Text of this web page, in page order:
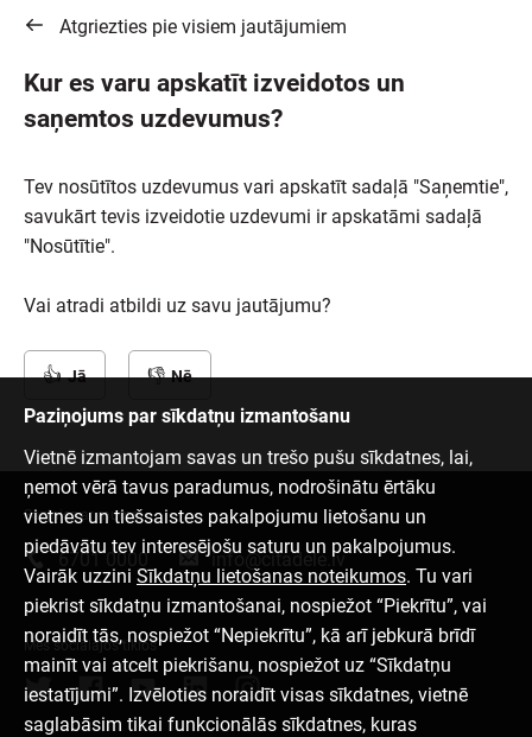
Atgriezties pie visiem jautājumiem
Kur es varu apskatīt izveidotos un
saņemtos uzdevumus?
Tev nosūtītos uzdevumus vari apskatīt sadaļā "Saņemtie",
savukārt tevis izveidotie uzdevumi ir apskatāmi sadaļā
"Nosūtītie".
Vai atradi atbildi uz savu jautājumu?
Jā Nē
Paziņojums par sīkdatņu izmantošanu
Vietnē izmantojam savas un trešo pušu sīkdatnes, lai,
ņemot vērā tavus paradumus, nodrošinātu ērtāku
vietnes un tiešsaistes pakalpojumu lietošanu un
piedāvātu tev interesējošu saturu un pakalpojumus.
Vairāk uzzini Sīkdatņu lietošanas noteikumos. Tu vari
piekrist sīkdatņu izmantošanai, nospiežot “Piekrītu”, vai
noraidīt tās, nospiežot “Nepiekrītu”, kā arī jebkurā brīdī
mainīt vai atcelt piekrišanu, nospiežot uz “Sīkdatņu
iestatījumi”. Izvēloties noraidīt visas sīkdatnes, vietnē
saglabāsim tikai funkcionālās sīkdatnes, kuras
Sazinies ar mums
6701 0000 info@citadele.lv
Mēs sociālajos tīklos